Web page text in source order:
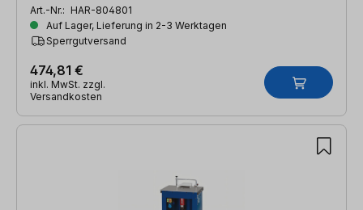
Art.-Nr.: HAR-804801
Auf Lager, Lieferung in 2-3 Werktagen
Sperrgutversand
474,81 €
inkl. MwSt. zzgl.
Versandkosten